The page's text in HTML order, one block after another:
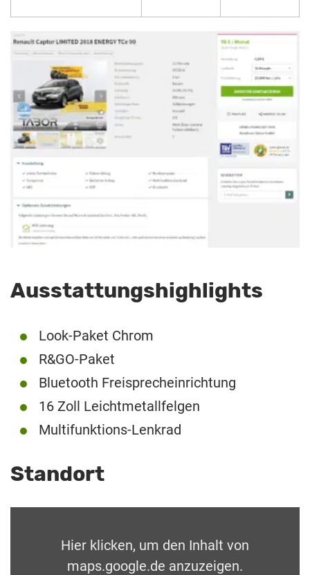
Ausstattungshighlights
Look-Paket Chrom
R&GO-Paket
Bluetooth Freisprecheinrichtung
16 Zoll Leichtmetallfelgen
Multifunktions-Lenkrad
Standort
Hier klicken, um den Inhalt von
maps.google.de anzuzeigen.